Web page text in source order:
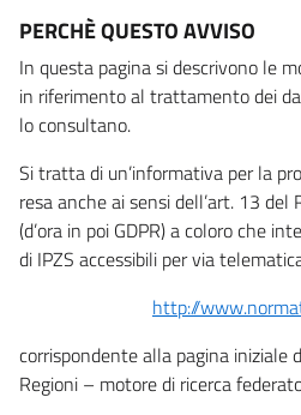
PERCHÈ QUESTO AVVISO
In questa pagina si descrivono le
in riferimento al trattamento dei
lo consultano.
Si tratta di un’informativa per la
resa anche ai sensi dell’art. 13
(d’ora in poi GDPR) a coloro che
di IPZS accessibili per via
http://
corrispondente alla pagina iniziale
Regioni – motore di ricerca